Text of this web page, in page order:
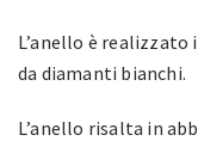
L’anello è
da diamanti bianchi.
L’anello risalta in